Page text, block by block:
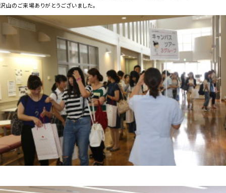
沢山のご来場ありがとうございました。